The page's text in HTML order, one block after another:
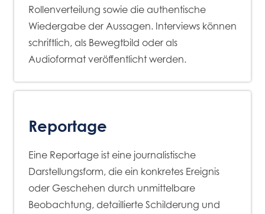
Rollenverteilung sowie die authentische
Wiedergabe der Aussagen. Interviews können
schriftlich, als Bewegtbild oder als
Audioformat veröffentlicht werden.
Reportage
Eine Reportage ist eine journalistische
Darstellungsform, die ein konkretes Ereignis
oder Geschehen durch unmittelbare
Beobachtung, detaillierte Schilderung und